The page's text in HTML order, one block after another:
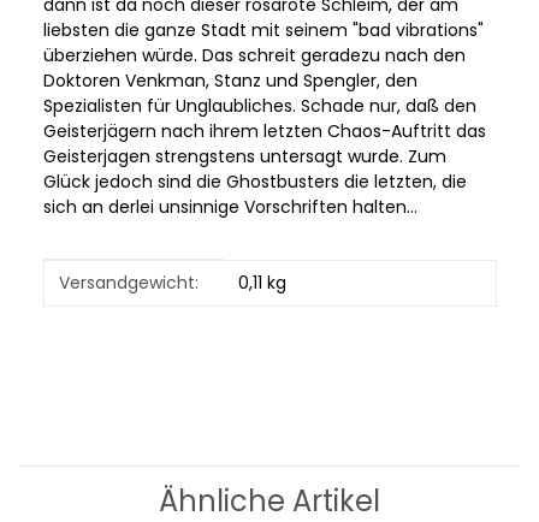
liebsten die ganze Stadt mit seinem "bad vibrations"
überziehen würde. Das schreit geradezu nach den
Doktoren Venkman, Stanz und Spengler, den
Spezialisten für Unglaubliches. Schade nur, daß den
Geisterjägern nach ihrem letzten Chaos-Auftritt das
Geisterjagen strengstens untersagt wurde. Zum
Glück jedoch sind die Ghostbusters die letzten, die
sich an derlei unsinnige Vorschriften halten...
Produkteigenschaft
Wert
Versandgewicht: 0,11 kg
Ähnliche Artikel